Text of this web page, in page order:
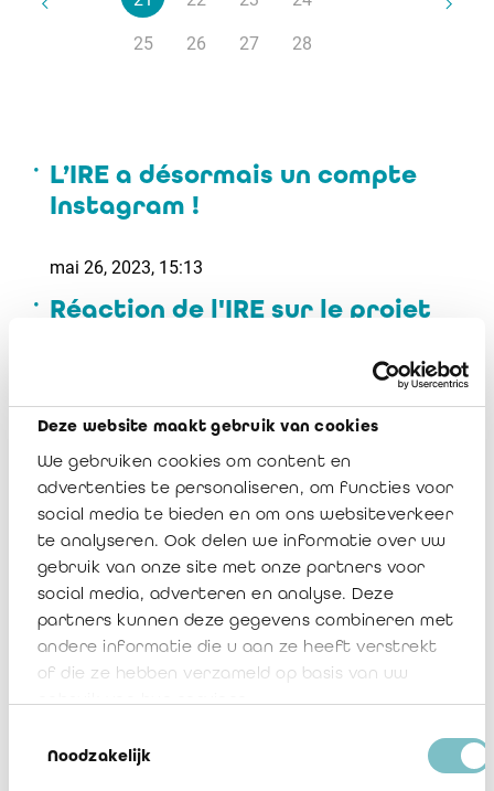
Deze website maakt gebruik van cookies
We gebruiken cookies om content en
advertenties te personaliseren, om functies voor
social media te bieden en om ons websiteverkeer
te analyseren. Ook delen we informatie over uw
gebruik van onze site met onze partners voor
social media, adverteren en analyse. Deze
partners kunnen deze gegevens combineren met
andere informatie die u aan ze heeft verstrekt
of die ze hebben verzameld op basis van uw
Noodzakelijk
25 26 27 28
L’IRE a désormais un compte
Instagram !
mai 26, 2023, 15:13
Réaction de l'IRE sur le projet
mai 25, 2023, 11:12
IRAIF Notice 2023/04: FSMA
permanent learning 2023
mai 24, 2023, 16:43
L'affectation des résultats et
l'approbation des comptes par
l'AG des membres des
associations et fondations
mai 23, 2023, 17:30